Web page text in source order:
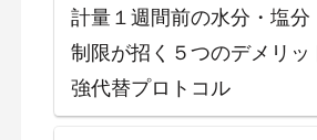
計量１週間前の水分・塩分
制限が招く５つのデメリッ
強代替プロトコル